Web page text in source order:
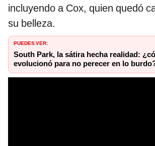
incluyendo a Cox, quien quedó
su belleza.
PUEDES VER:
South Park, la sátira hecha realidad:
evolucionó para no perecer en lo